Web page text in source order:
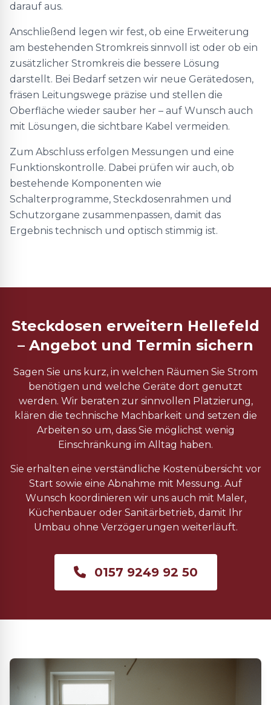
darauf aus.
Anschließend legen wir fest, ob eine Erweiterung
am bestehenden Stromkreis sinnvoll ist oder ob ein
zusätzlicher Stromkreis die bessere Lösung
darstellt. Bei Bedarf setzen wir neue Gerätedosen,
fräsen Leitungswege präzise und stellen die
Oberfläche wieder sauber her – auf Wunsch auch
mit Lösungen, die sichtbare Kabel vermeiden.
Zum Abschluss erfolgen Messungen und eine
Funktionskontrolle. Dabei prüfen wir auch, ob
bestehende Komponenten wie
Schalterprogramme, Steckdosenrahmen und
Schutzorgane zusammenpassen, damit das
Ergebnis technisch und optisch stimmig ist.
Steckdosen erweitern Hellefeld
– Angebot und Termin sichern
Sagen Sie uns kurz, in welchen Räumen Sie Strom
benötigen und welche Geräte dort genutzt
werden. Wir beraten zur sinnvollen Platzierung,
klären die technische Machbarkeit und setzen die
Arbeiten so um, dass Sie möglichst wenig
Einschränkung im Alltag haben.
Sie erhalten eine verständliche Kostenübersicht vor
Start sowie eine Abnahme mit Messung. Auf
Wunsch koordinieren wir uns auch mit Maler,
Küchenbauer oder Sanitärbetrieb, damit Ihr
Umbau ohne Verzögerungen weiterläuft.
0157 9249 92 50